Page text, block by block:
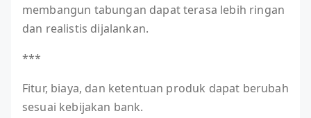
membangun tabungan dapat terasa lebih ringan
dan realistis dijalankan.
***
Fitur, biaya, dan ketentuan produk dapat berubah
sesuai kebijakan bank.